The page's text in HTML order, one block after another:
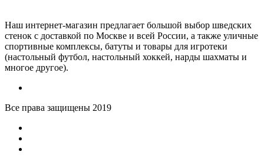
Наш интернет-магазин предлагает большой выбор шведских
стенок с доставкой по Москве и всей России, а также уличные
спортивные комплексы, батуты и товары для игротеки
(настольный футбол, настольный хоккей, нарды шахматы и
многое другое).
Все права защищены 2019